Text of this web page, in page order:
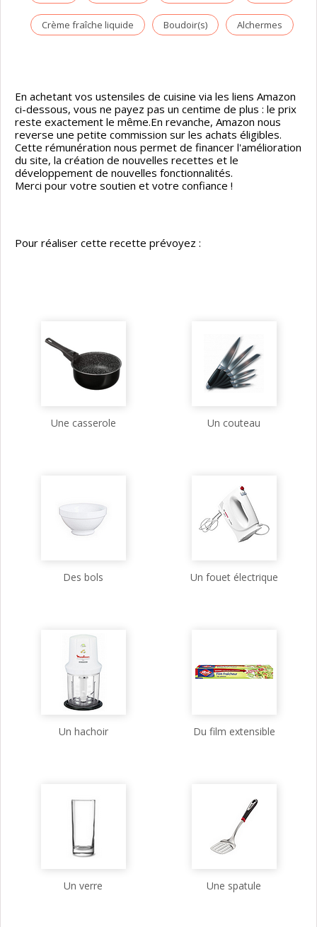
Crème fraîche liquide Boudoir(s) Alchermes
En achetant vos ustensiles de cuisine via les liens Amazon
ci-dessous, vous ne payez pas un centime de plus : le prix
reste exactement le même.En revanche, Amazon nous
reverse une petite commission sur les achats éligibles.
Cette rémunération nous permet de financer l'amélioration
du site, la création de nouvelles recettes et le
développement de nouvelles fonctionnalités.
Merci pour votre soutien et votre confiance !
Pour réaliser cette recette prévoyez :
Une casserole Un couteau
Des bols Un fouet électrique
Un hachoir Du film extensible
Un verre Une spatule